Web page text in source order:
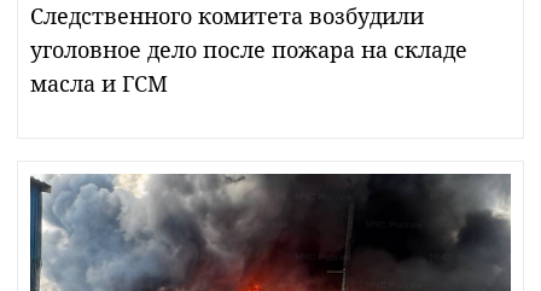
Следственного комитета возбудили
уголовное дело после пожара на складе
масла и ГСМ